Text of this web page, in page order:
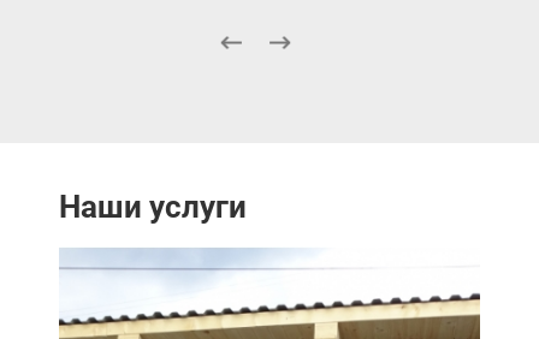
Наши услуги